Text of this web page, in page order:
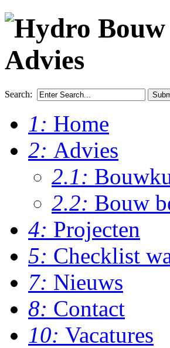
Search:
1: Home
2: Advies
2.1:
2.2: Bouw
4: Projecten
5: Checklist
7: Nieuws
8: Contact
10: Vacatures